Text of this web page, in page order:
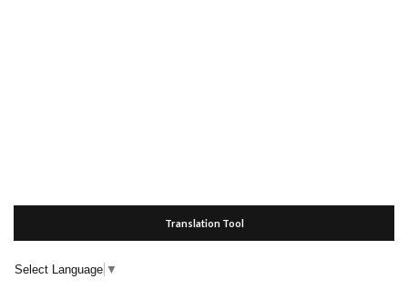
Translation Tool
Select Language ▼